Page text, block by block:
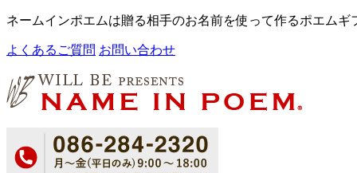
ネームインポエムは贈る相手のお名前を使って作るポエムギ
よくあるご質問 お問い合わせ